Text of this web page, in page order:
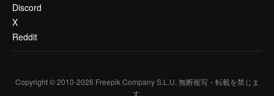
Discord
X
Reddit
Copyright © 2010-2026 Freepik Company S.L.U. 無断複写・転載を禁じま
す.